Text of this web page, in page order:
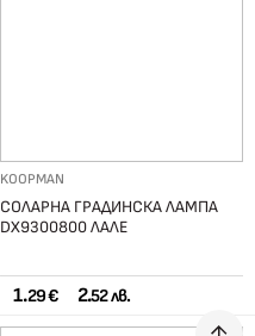
KOOPMAN
СОЛАРНА ГРАДИНСКА ЛАМПА
DX9300800 ЛАЛЕ
1.29 € 2.52 лв.